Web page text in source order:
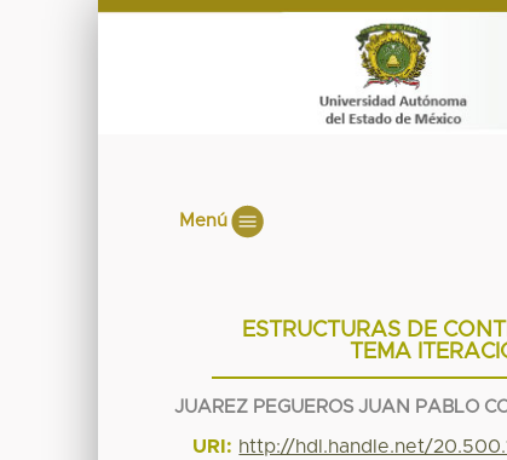
Menú
ESTRUCTURAS DE
TEMA
JUAREZ PEGUEROS JUAN PABLO
URI: http://hdl.handle.net/